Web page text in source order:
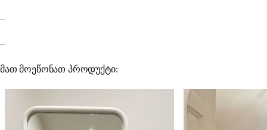
–
–
მათ მოეწონათ პროდუქტი: